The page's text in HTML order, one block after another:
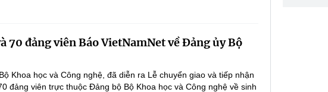
70 đảng viên Báo VietNamNet về Đảng ủy Bộ
Khoa học và Công nghệ, đã diễn ra Lễ chuyển giao và tiếp nhận
đảng viên trực thuộc Đảng bộ Bộ Khoa học và Công nghệ về sinh